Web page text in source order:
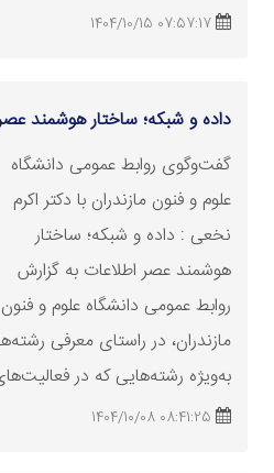
07:57:17 1404/10/15
داده و شبکه؛ ساختار هوشمند
گفت‌وگوی روابط عمومی دانشگاه
علوم و فنون مازندران با دکتر اکرم
نخعی : داده و شبکه؛ ساختار
هوشمند عصر اطلاعات به گزارش
روابط عمومی دانشگاه علوم و فنون
مازندران، در راستای معرفی
به‌ویژه رشته‌هایی که در
08:41:25 1404/10/08